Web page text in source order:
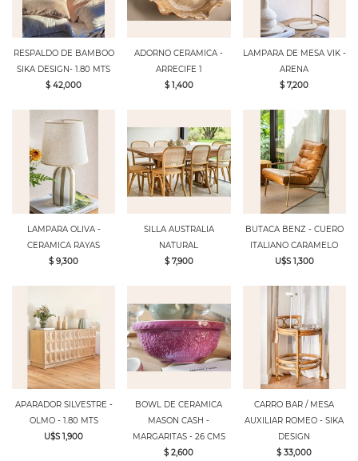
RESPALDO DE BAMBOO
SIKA DESIGN- 1.80 MTS
$ 42,000
ADORNO CERAMICA -
ARRECIFE 1
$ 1,400
LAMPARA DE MESA VIK -
ARENA
$ 7,200
LAMPARA OLIVA -
CERAMICA RAYAS
$ 9,300
SILLA AUSTRALIA
NATURAL
$ 7,900
BUTACA BENZ - CUERO
ITALIANO CARAMELO
U$S 1,300
APARADOR SILVESTRE -
OLMO - 1.80 MTS
U$S 1,900
BOWL DE CERAMICA
MASON CASH -
MARGARITAS - 26 CMS
$ 2,600
CARRO BAR / MESA
AUXILIAR ROMEO - SIKA
DESIGN
$ 33,000